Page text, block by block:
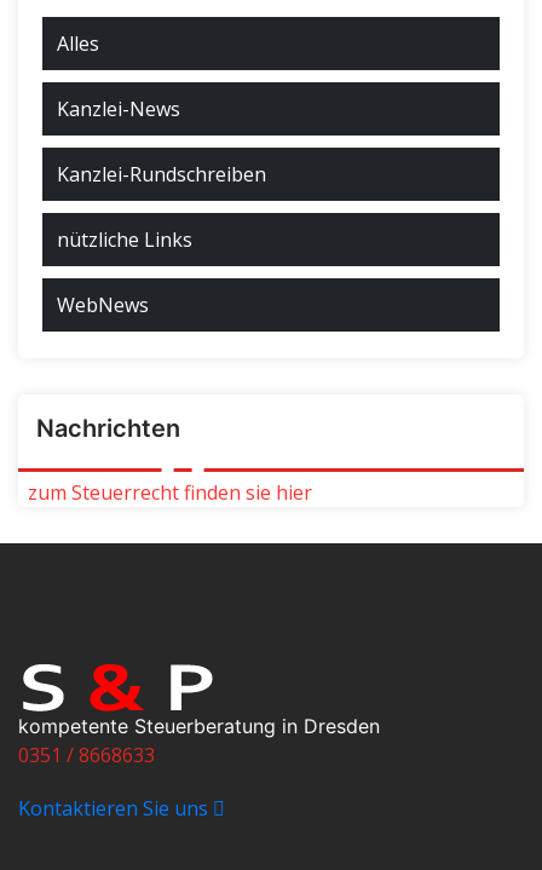
Alles
Kanzlei-News
Kanzlei-Rundschreiben
nützliche Links
WebNews
Nachrichten
zum Steuerrecht finden sie hier
kompetente Steuerberatung in Dresden
0351 / 8668633
Kontaktieren Sie uns